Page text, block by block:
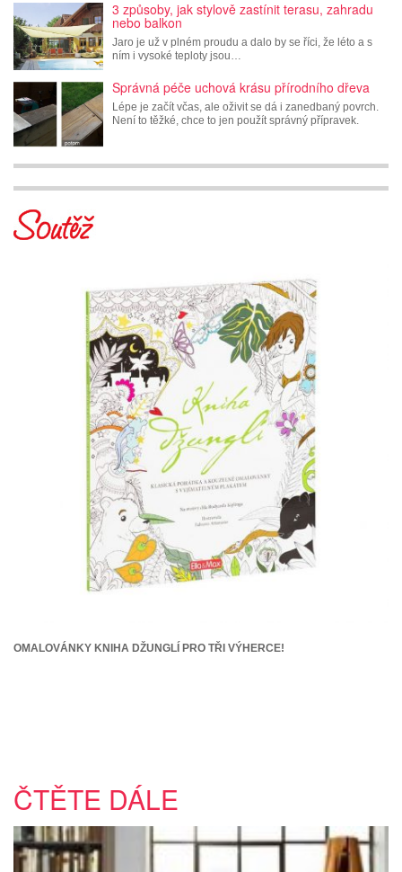
3 způsoby, jak stylově zastínit terasu, zahradu
nebo balkon
Jaro je už v plném proudu a dalo by se říci, že léto a s
ním i vysoké teploty jsou…
Správná péče uchová krásu přírodního dřeva
Lépe je začít včas, ale oživit se dá i zanedbaný povrch.
Není to těžké, chce to jen použít správný přípravek.
OMALOVÁNKY KNIHA DŽUNGLÍ PRO TŘI VÝHERCE!
ČTĚTE DÁLE